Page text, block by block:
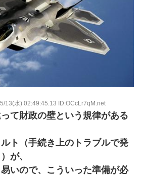
13(水) 02:49:45.13 ID:OCcLr7qM.net
て財政の壁という規律がある
ト（手続き上のトラブルで発
が、
いので、こういった準備が必